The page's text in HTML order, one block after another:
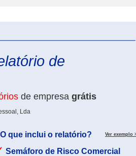
de
de empresa grátis
Lda
O que inclui o relatório? Ver exemplo
Semáforo de Risco Comercial